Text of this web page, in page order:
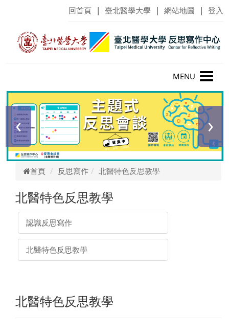
回首頁 臺北醫學大學 網站地圖 登入
‹ ›
首頁 反思寫作 北醫特色反思教學
北醫特色反思教學
認識反思寫作
北醫特色反思教學
北醫特色反思教學